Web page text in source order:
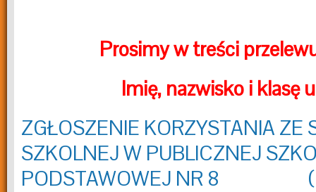
Prosimy w treści
Imię, nazwisko i klasę
ZGŁOSZENIE KORZYSTANIA ZE
SZKOLNEJ W PUBLICZNEJ
PODSTAWOWEJ NR 8